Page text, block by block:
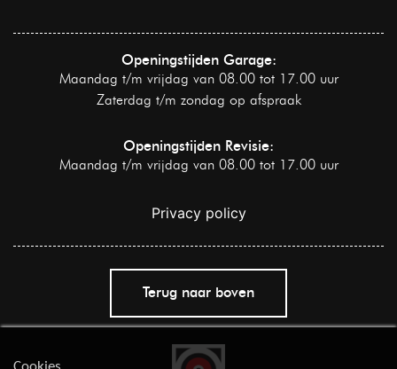
Openingstijden Garage:
Maandag t/m vrijdag van 08.00 tot 17.00 uur
Zaterdag t/m zondag op afspraak
Openingstijden Revisie:
Maandag t/m vrijdag van 08.00 tot 17.00 uur
Privacy policy
Terug naar boven